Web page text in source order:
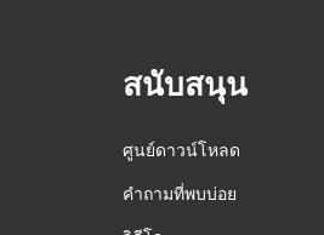
สนับสนุน
ศูนย์ดาวน์โหลด
คำถามที่พบบ่อย